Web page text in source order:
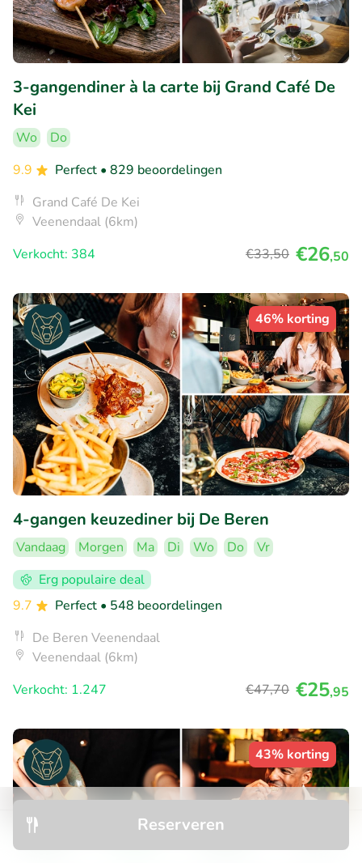
Reserveren
3-gangendiner à la carte bij Grand Café De
Kei
Wo
Do
9.9
Perfect • 829 beoordelingen
Grand Café De Kei
Veenendaal (6km)
Verkocht: 384
€33,50 €26,50
46% korting
4-gangen keuzediner bij De Beren
Vandaag Morgen Ma Di Wo Do
Vr
Erg populaire deal
9.7
Perfect • 548 beoordelingen
De Beren Veenendaal
Veenendaal (6km)
Verkocht: 1.247
€47,70 €25,95
43% korting